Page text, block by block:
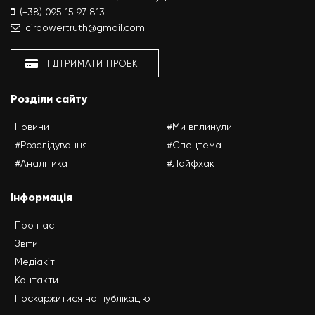
(+38) 095 15 97 813
cirpowertruth@gmail.com
ПІДТРИМАТИ ПРОЕКТ
Розділи сайту
Новини
#Розслідування
#Аналітика
#Ми вплинули
#Спецтема
#Лайфхак
Інформація
Про нас
Звіти
Медіакіт
Контакти
Поскаржитися на публікацію